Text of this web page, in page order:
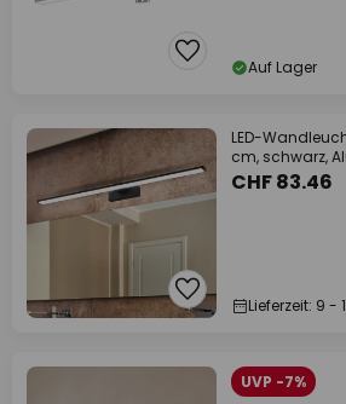
Auf Lager
LED-
cm, schwarz,
CHF 83.46
Lieferzeit: 9 -
UVP -7%